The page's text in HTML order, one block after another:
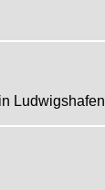
Ludwigshafen